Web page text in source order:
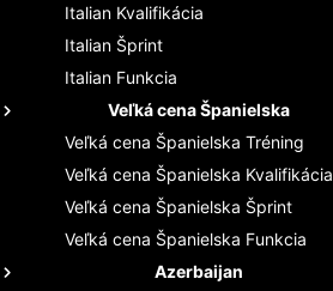
Italian Kvalifikácia
Italian Šprint
Italian Funkcia
Veľká cena Španielska
Veľká cena Španielska Tréning
Veľká cena Španielska Kvalifikácia
Veľká cena Španielska Šprint
Veľká cena Španielska Funkcia
Azerbaijan